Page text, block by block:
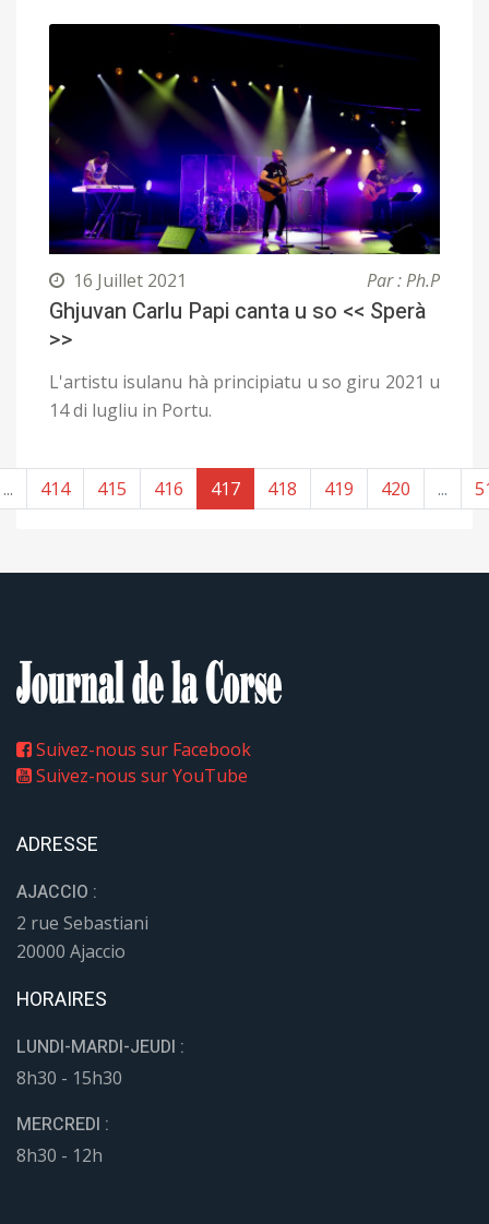
16 Juillet 2021 Par : Ph.P
Ghjuvan Carlu Papi canta u so << Sperà
>>
L'artistu isulanu hà principiatu u so giru 2021 u
14 di lugliu in Portu.
... 414 415 416 417 418 419 420 ...
Suivez-nous sur Facebook
Suivez-nous sur YouTube
ADRESSE
AJACCIO :
2 rue Sebastiani
20000 Ajaccio
HORAIRES
LUNDI-MARDI-JEUDI :
8h30 - 15h30
MERCREDI :
8h30 - 12h